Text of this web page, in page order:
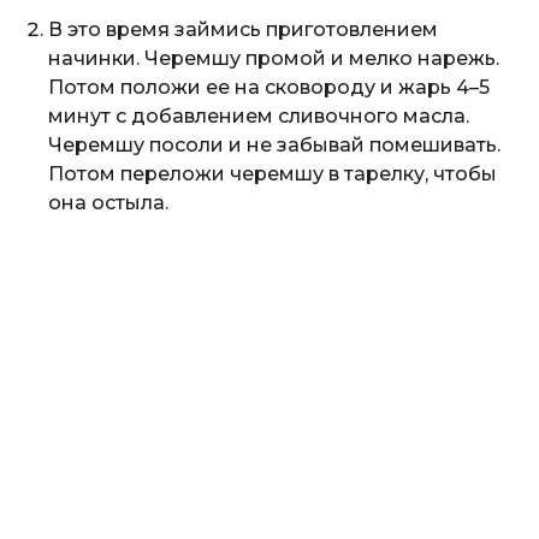
В это время займись приготовлением
начинки. Черемшу промой и мелко нарежь.
Потом положи ее на сковороду и жарь 4–5
минут с добавлением сливочного масла.
Черемшу посоли и не забывай помешивать.
Потом переложи черемшу в тарелку, чтобы
она остыла.